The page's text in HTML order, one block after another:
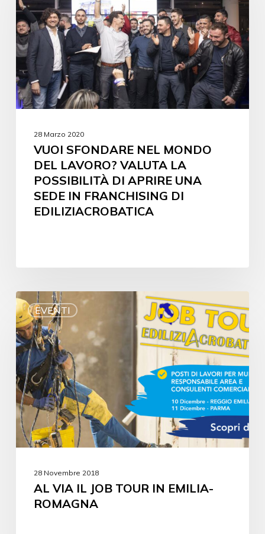
28 Marzo 2020
VUOI SFONDARE NEL MONDO
DEL LAVORO? VALUTA LA
POSSIBILITÀ DI APRIRE UNA
SEDE IN FRANCHISING DI
EDILIZIACROBATICA
EVENTI
28 Novembre 2018
AL VIA IL JOB TOUR IN EMILIA-
ROMAGNA